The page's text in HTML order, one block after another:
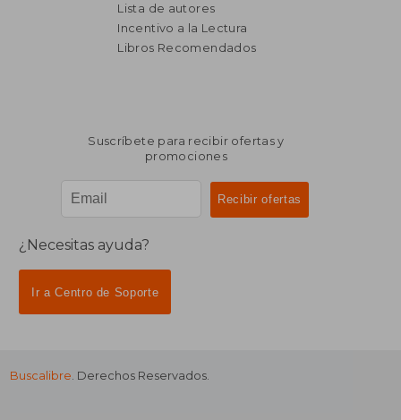
$ 4.200
$ 2.520
Lista de autores
Incentivo a la Lectura
Libros Recomendados
Suscríbete para recibir ofertas y
promociones
¿Necesitas ayuda?
Ir a Centro de Soporte
Buscalibre. Derechos Reservados.